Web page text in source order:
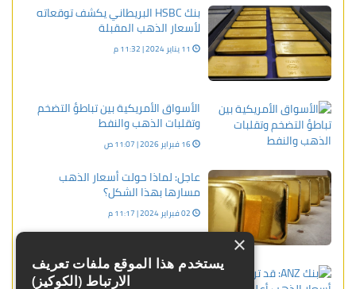
بنك HSBC البريطاني يكشف توقعاته
لأسعار الذهب المقبلة
الأسواق الأمريكية بين تباطؤ التضخم
وتقلبات الذهب والنفط
عاجل: لماذا حولت أسعار الذهب
مسارها بهذا الشكل؟
بنك ANZ: قد ترتفع أسعار الذهب أعلى
×
يستخدم هذا الموقع ملفات تعريف
الارتباط (الكوكيز)